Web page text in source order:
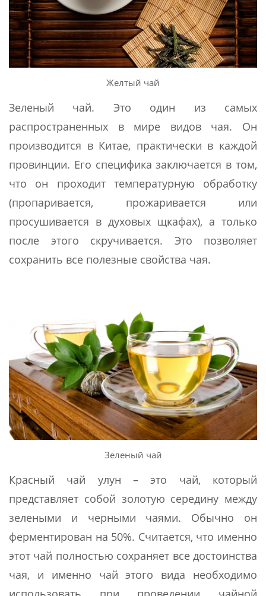
Желтый чай
Зеленый чай. Это один из самых
распространенных в мире видов чая. Он
производится в Китае, практически в каждой
провинции. Его специфика заключается в том,
что он проходит температурную обработку
(пропаривается, прожаривается или
просушивается в духовых щкафах), а только
после этого скручивается. Это позволяет
сохранить все полезные свойства чая.
Зеленый чай
Красный чай улун – это чай, который
представляет собой золотую середину между
зелеными и черными чаями. Обычно он
ферментирован на 50%. Считается, что именно
этот чай полностью сохраняет все достоинства
чая, и именно чай этого вида необходимо